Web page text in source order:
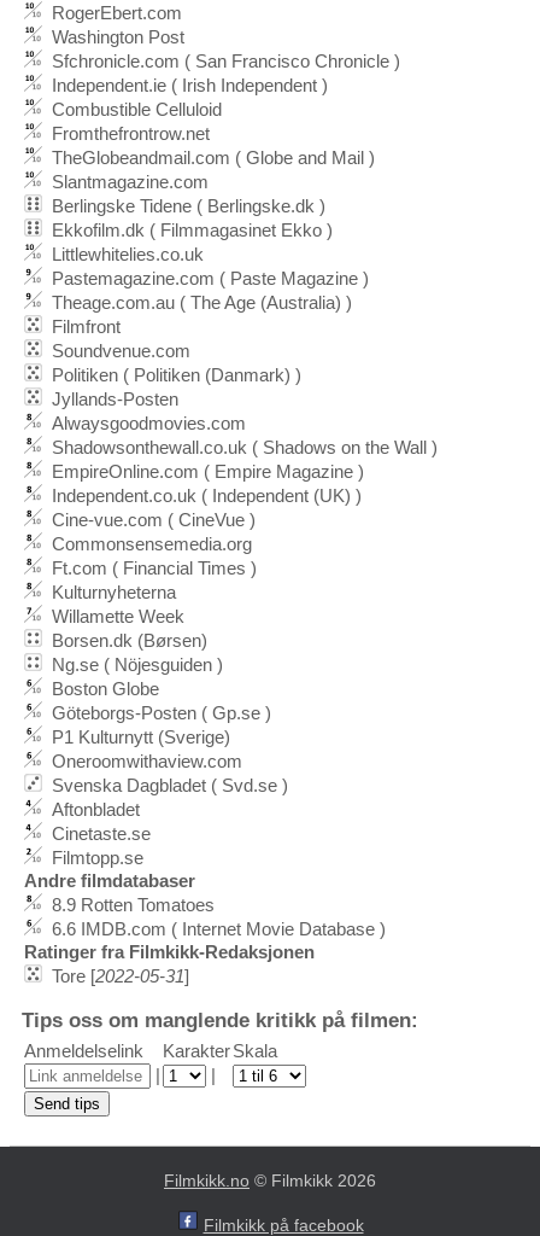
RogerEbert.com
Washington Post
Sfchronicle.com ( San Francisco Chronicle )
Independent.ie ( Irish Independent )
Combustible Celluloid
Fromthefrontrow.net
TheGlobeandmail.com ( Globe and Mail )
Slantmagazine.com
Berlingske Tidene ( Berlingske.dk )
Ekkofilm.dk ( Filmmagasinet Ekko )
Littlewhitelies.co.uk
Pastemagazine.com ( Paste Magazine )
Theage.com.au ( The Age (Australia) )
Filmfront
Soundvenue.com
Politiken ( Politiken (Danmark) )
Jyllands-Posten
Alwaysgoodmovies.com
Shadowsonthewall.co.uk ( Shadows on the Wall )
EmpireOnline.com ( Empire Magazine )
Independent.co.uk ( Independent (UK) )
Cine-vue.com ( CineVue )
Commonsensemedia.org
Ft.com ( Financial Times )
Kulturnyheterna
Willamette Week
Borsen.dk (Børsen)
Ng.se ( Nöjesguiden )
Boston Globe
Göteborgs-Posten ( Gp.se )
P1 Kulturnytt (Sverige)
Oneroomwithaview.com
Svenska Dagbladet ( Svd.se )
Aftonbladet
Cinetaste.se
Filmtopp.se
Andre filmdatabaser
8.9 Rotten Tomatoes
6.6 IMDB.com ( Internet Movie Database )
Ratinger fra Filmkikk-Redaksjonen
Tore [2022-05-31]
Tips oss om manglende kritikk på filmen:
Anmeldelselink KarakterSkala
|
|
Filmkikk.no © Filmkikk 2026
Filmkikk på facebook